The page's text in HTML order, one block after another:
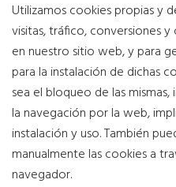
Utilizamos cookies propias y
visitas, tráfico, conversiones
en nuestro sitio web, y para
para la instalación de dichas
sea el bloqueo de las
la navegación por la web,
instalación y uso. También
manualmente las cookies a
navegador.